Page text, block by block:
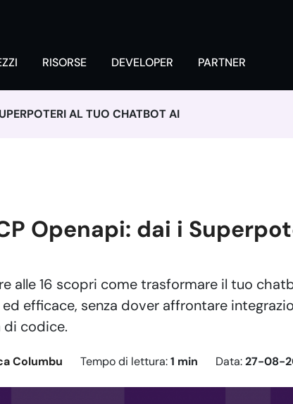
RISORSE DEVELOPER PARTNER
AL TUO CHATBOT AI
Openapi: dai i
alle 16 scopri come trasformare il tuo
efficace, senza dover affrontare
di codice.
Columbu Tempo di lettura:1 min Data:27-08-